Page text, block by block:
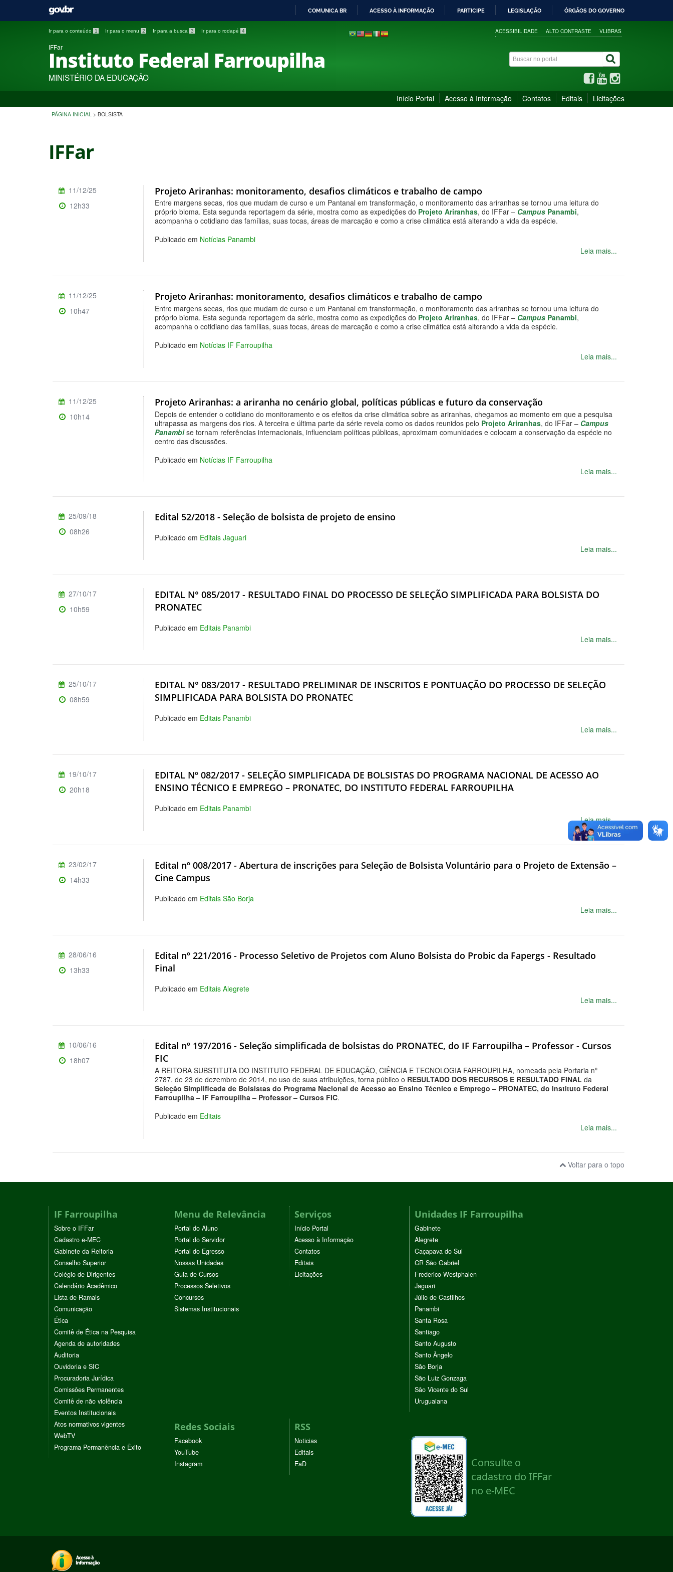
PARA
COMUNICA BR ACESSO À INFORMAÇÃO PARTICIPE LEGISLAÇÃO ÓRGÃOS DO GOVERNO
Ir para o conteúdo 1 Ir para o menu 2 Ir para a busca 3 Ir para o rodapé 4 ACESSIBILIDADE ALTO CONTRASTE VLIBRAS
IFFar
Instituto Federal Farroupilha
MINISTÉRIO DA EDUCAÇÃO
Início Portal Acesso à Informação Contatos Editais Licitações
PÁGINA INICIAL > BOLSISTA
IFFar
Projeto Ariranhas: monitoramento, desafios climáticos e trabalho de campo
Entre margens secas, rios que mudam de curso e um Pantanal em transformação, o monitoramento das ariranhas se tornou uma leitura do
próprio bioma. Esta segunda reportagem da série, mostra como as expedições do Projeto Ariranhas, do IFFar – Campus Panambi,
acompanha o cotidiano das famílias, suas tocas, áreas de marcação e como a crise climática está alterando a vida da espécie.
Publicado em Notícias Panambi
Leia mais...
11/12/25
12h33
Projeto Ariranhas: monitoramento, desafios climáticos e trabalho de campo
Entre margens secas, rios que mudam de curso e um Pantanal em transformação, o monitoramento das ariranhas se tornou uma leitura do
próprio bioma. Esta segunda reportagem da série, mostra como as expedições do Projeto Ariranhas, do IFFar – Campus Panambi,
acompanha o cotidiano das famílias, suas tocas, áreas de marcação e como a crise climática está alterando a vida da espécie.
Publicado em Notícias IF Farroupilha
Leia mais...
11/12/25
10h47
Projeto Ariranhas: a ariranha no cenário global, políticas públicas e futuro da conservação
Depois de entender o cotidiano do monitoramento e os efeitos da crise climática sobre as ariranhas, chegamos ao momento em que a pesquisa
ultrapassa as margens dos rios. A terceira e última parte da série revela como os dados reunidos pelo Projeto Ariranhas, do IFFar – Campus
Panambise tornam referências internacionais, influenciam políticas públicas, aproximam comunidades e colocam a conservação da espécie no
centro das discussões.
Publicado em Notícias IF Farroupilha
Leia mais...
11/12/25
10h14
Edital 52/2018 - Seleção de bolsista de projeto de ensino
Publicado em Editais Jaguari
Leia mais...
25/09/18
08h26
EDITAL N° 085/2017 - RESULTADO FINAL DO PROCESSO DE SELEÇÃO SIMPLIFICADA PARA BOLSISTA DO
PRONATEC
Publicado em Editais Panambi
Leia mais...
27/10/17
10h59
EDITAL N° 083/2017 - RESULTADO PRELIMINAR DE INSCRITOS E PONTUAÇÃO DO PROCESSO DE SELEÇÃO
SIMPLIFICADA PARA BOLSISTA DO PRONATEC
Publicado em Editais Panambi
Leia mais...
25/10/17
08h59
EDITAL Nº 082/2017 - SELEÇÃO SIMPLIFICADA DE BOLSISTAS DO PROGRAMA NACIONAL DE ACESSO AO
ENSINO TÉCNICO E EMPREGO – PRONATEC, DO INSTITUTO FEDERAL FARROUPILHA
Publicado em Editais Panambi
Leia mais...
19/10/17
20h18
Edital nº 008/2017 - Abertura de inscrições para Seleção de Bolsista Voluntário para o Projeto de Extensão –
Cine Campus
Publicado em Editais São Borja
Leia mais...
23/02/17
14h33
Edital nº 221/2016 - Processo Seletivo de Projetos com Aluno Bolsista do Probic da Fapergs - Resultado
Final
Publicado em Editais Alegrete
Leia mais...
28/06/16
13h33
Edital nº 197/2016 - Seleção simplificada de bolsistas do PRONATEC, do IF Farroupilha – Professor - Cursos
FIC
A REITORA SUBSTITUTA DO INSTITUTO FEDERAL DE EDUCAÇÃO, CIÊNCIA E TECNOLOGIA FARROUPILHA, nomeada pela Portaria nº
2787, de 23 de dezembro de 2014, no uso de suas atribuições, torna público o RESULTADO DOS RECURSOS E RESULTADO FINAL da
Seleção Simplificada de Bolsistas do Programa Nacional de Acesso ao Ensino Técnico e Emprego – PRONATEC, do Instituto Federal
Farroupilha – IF Farroupilha – Professor – Cursos FIC.
Publicado em Editais
Leia mais...
10/06/16
18h07
Voltar para o topo
IF Farroupilha
Sobre o IFFar
Cadastro e-MEC
Gabinete da Reitoria
Conselho Superior
Colégio de Dirigentes
Calendário Acadêmico
Lista de Ramais
Comunicação
Ética
Comitê de Ética na Pesquisa
Agenda de autoridades
Auditoria
Ouvidoria e SIC
Procuradoria Jurídica
Comissões Permanentes
Comitê de não violência
Eventos Institucionais
Atos normativos vigentes
WebTV
Programa Permanência e Êxito
Menu de Relevância
Portal do Aluno
Portal do Servidor
Portal do Egresso
Nossas Unidades
Guia de Cursos
Processos Seletivos
Concursos
Sistemas Institucionais
Serviços
Início Portal
Acesso à Informação
Contatos
Editais
Licitações
Unidades IF Farroupilha
Gabinete
Alegrete
Caçapava do Sul
CR São Gabriel
Frederico Westphalen
Jaguari
Júlio de Castilhos
Panambi
Santa Rosa
Santiago
Santo Augusto
Santo Ângelo
São Borja
São Luiz Gonzaga
São Vicente do Sul
Uruguaiana
Redes Sociais
Facebook
YouTube
Instagram
RSS
Noticias
Editais
EaD